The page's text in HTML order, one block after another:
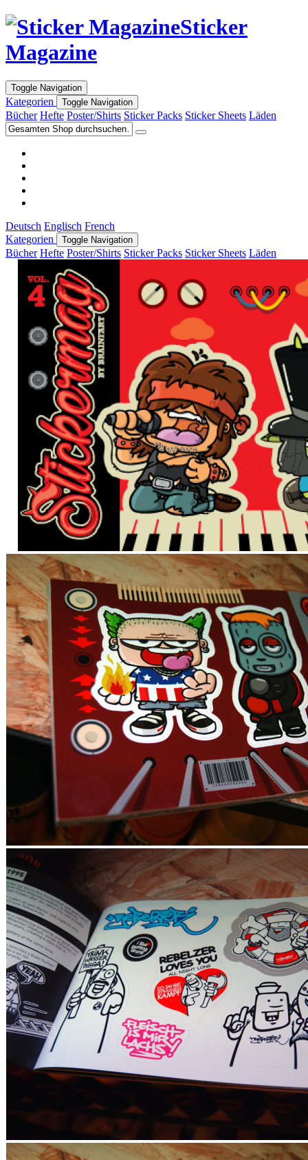
Sticker
Magazine
Toggle Navigation
Kategorien Toggle Navigation
Bücher Hefte Poster/Shirts Sticker Packs Sticker Sheets Läden
Deutsch Englisch French
Kategorien
Toggle Navigation
Bücher Hefte Poster/Shirts Sticker Packs Sticker Sheets Läden